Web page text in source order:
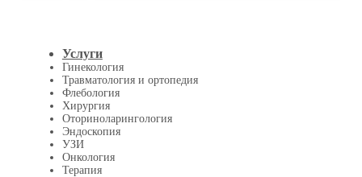
Услуги
Гинекология
Травматология и ортопедия
Флебология
Хирургия
Оториноларингология
Эндоскопия
УЗИ
Онкология
Терапия